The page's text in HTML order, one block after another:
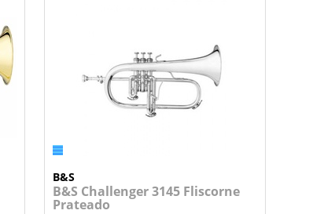
B&S
B&S Challenger 3145 Fliscorne
Prateado